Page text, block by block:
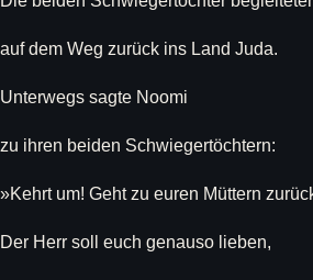
auf dem Weg zurück ins Land Juda.
Unterwegs sagte Noomi
zu ihren beiden Schwiegertöchtern:
»Kehrt um! Geht zu euren Müttern
Der Herr soll euch genauso lieben,